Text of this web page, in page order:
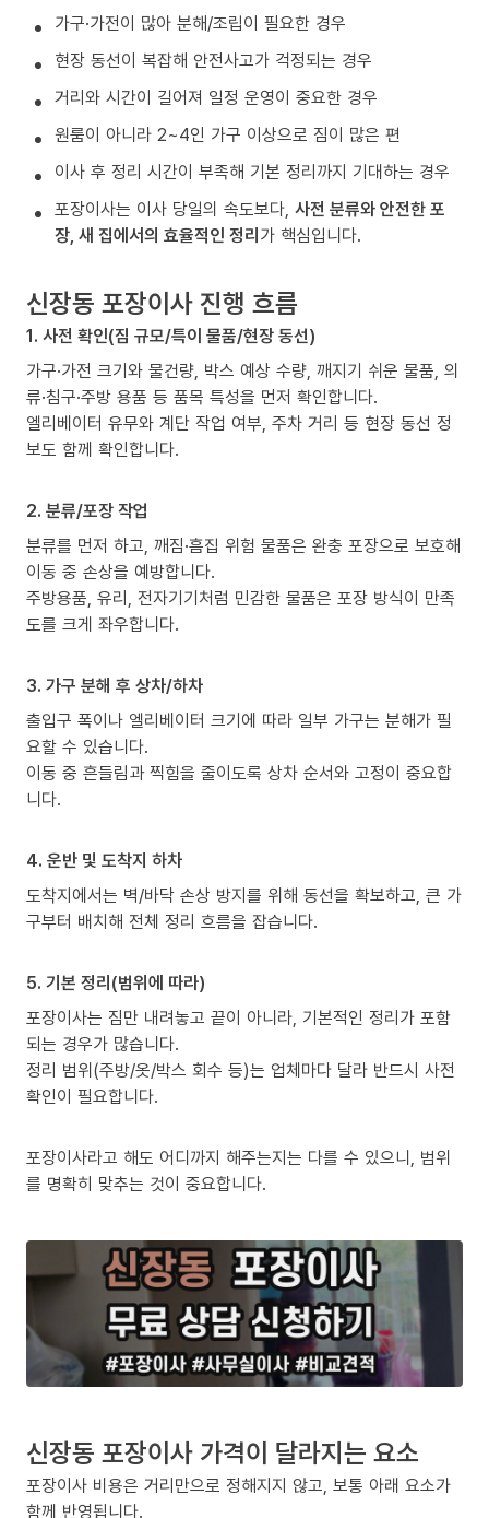
가구·가전이 많아 분해/조립이 필요한 경우
현장 동선이 복잡해 안전사고가 걱정되는 경우
거리와 시간이 길어져 일정 운영이 중요한 경우
원룸이 아니라 2~4인 가구 이상으로 짐이 많은 편
이사 후 정리 시간이 부족해 기본 정리까지 기대하는 경우
포장이사는 이사 당일의 속도보다, 사전 분류와 안전한 포
장, 새 집에서의 효율적인 정리가 핵심입니다.
신장동 포장이사 진행 흐름
1. 사전 확인(짐 규모/특이 물품/현장 동선)
가구·가전 크기와 물건량, 박스 예상 수량, 깨지기 쉬운 물품, 의
류·침구·주방 용품 등 품목 특성을 먼저 확인합니다.
엘리베이터 유무와 계단 작업 여부, 주차 거리 등 현장 동선 정
보도 함께 확인합니다.
2. 분류/포장 작업
분류를 먼저 하고, 깨짐·흠집 위험 물품은 완충 포장으로 보호해
이동 중 손상을 예방합니다.
주방용품, 유리, 전자기기처럼 민감한 물품은 포장 방식이 만족
도를 크게 좌우합니다.
3. 가구 분해 후 상차/하차
출입구 폭이나 엘리베이터 크기에 따라 일부 가구는 분해가 필
요할 수 있습니다.
이동 중 흔들림과 찍힘을 줄이도록 상차 순서와 고정이 중요합
니다.
4. 운반 및 도착지 하차
도착지에서는 벽/바닥 손상 방지를 위해 동선을 확보하고, 큰 가
구부터 배치해 전체 정리 흐름을 잡습니다.
5. 기본 정리(범위에 따라)
포장이사는 짐만 내려놓고 끝이 아니라, 기본적인 정리가 포함
되는 경우가 많습니다.
정리 범위(주방/옷/박스 회수 등)는 업체마다 달라 반드시 사전
확인이 필요합니다.
포장이사라고 해도 어디까지 해주는지는 다를 수 있으니, 범위
를 명확히 맞추는 것이 중요합니다.
신장동 포장이사 가격이 달라지는 요소
포장이사 비용은 거리만으로 정해지지 않고, 보통 아래 요소가
함께 반영됩니다.